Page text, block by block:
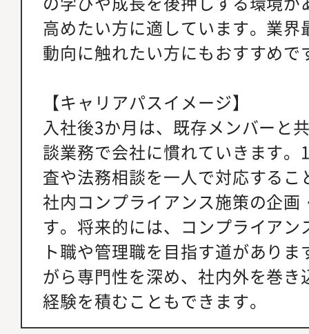
高めたい方に適しています。業
動向に触れたい方にもおすすめで
【キャリアパスイメージ】
入社後3か月は、既存メンバーと
談業務で会社に慣れていきます
査や法務相談を一人で対応する
社内コンプライアンス施策の企
す。将来的には、コンプライア
ト職や管理職を目指す道があり
がら専門性を深め、社内外を巻
経験を積むこともできます。